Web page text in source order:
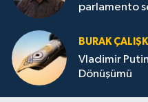
parlamento
BURAK
Vladimir Putin
Dönüşümü